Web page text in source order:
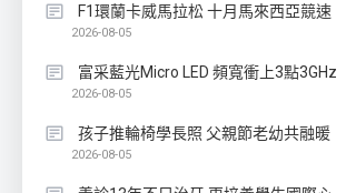
F1環蘭卡威馬拉松 十月馬來西亞競速
2026-08-05
富采藍光Micro LED 頻寬衝上3點3GHz
2026-08-05
孩子推輪椅學長照 父親節老幼共融暖
2026-08-05